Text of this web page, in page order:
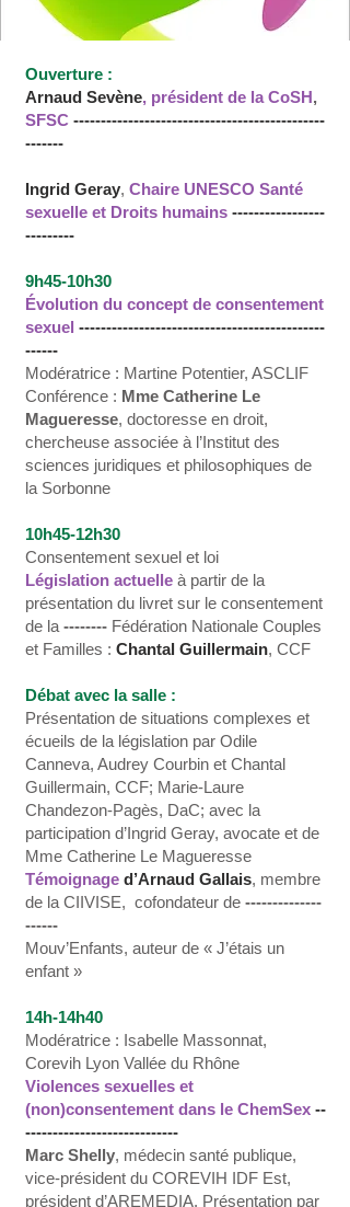
Ouverture :
Arnaud Sevène, président de la CoSH,
SFSC ----------------------------------------------
-------
Ingrid Geray, Chaire UNESCO Santé
sexuelle et Droits humains -----------------
---------
9h45-10h30
Évolution du concept de consentement
sexuel ---------------------------------------------
------
Modératrice : Martine Potentier, ASCLIF
Conférence : Mme Catherine Le
Magueresse, doctoresse en droit,
chercheuse associée à l’Institut des
sciences juridiques et philosophiques de
la Sorbonne
10h45-12h30
Consentement sexuel et loi
Législation actuelle à partir de la
présentation du livret sur le consentement
de la -------- Fédération Nationale Couples
et Familles : Chantal Guillermain, CCF
Débat avec la salle :
Présentation de situations complexes et
écueils de la législation par Odile
Canneva, Audrey Courbin et Chantal
Guillermain, CCF; Marie-Laure
Chandezon-Pagès, DaC; avec la
participation d’Ingrid Geray, avocate et de
Mme Catherine Le Magueresse
Témoignage d’Arnaud Gallais, membre
de la CIIVISE, cofondateur de --------------
------
Mouv’Enfants, auteur de « J’étais un
enfant »
14h-14h40
Modératrice : Isabelle Massonnat,
Corevih Lyon Vallée du Rhône
Violences sexuelles et
(non)consentement dans le ChemSex --
----------------------------
Marc Shelly, médecin santé publique,
vice-président du COREVIH IDF Est,
président d’AREMEDIA. Présentation par